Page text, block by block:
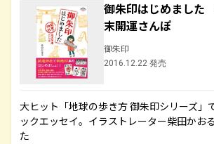
御朱印はじめまし
末開運さんぽ
御朱印
2016.12.22 発売
大ヒット「地球の歩き方 御朱印シリーズ」
ックエッセイ。イラストレーター柴田かお
た